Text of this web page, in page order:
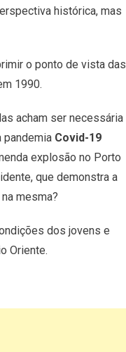
histórica, mas
o ponto de vista das
1990.
acham ser necessária
pandemia Covid-19
explosão no Porto
que demonstra a
mesma?
dos jovens e
Oriente.